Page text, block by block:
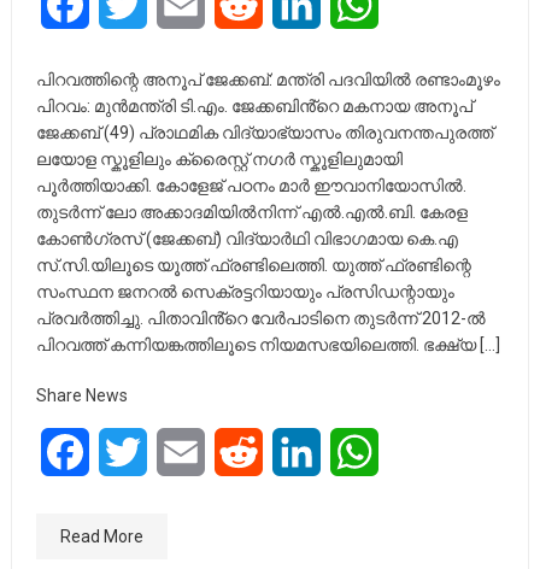
പിറവത്തിന്റെ അനൂപ് ജേക്കബ്: മന്ത്രി പദവിയിൽ രണ്ടാംമൂഴം
പിറവം: മുൻമന്ത്രി ടി.എം. ജേക്കബിൻ്റെ മകനായ അനൂപ്
ജേക്കബ് (49) പ്രാഥമിക വിദ്യാഭ്യാസം തിരുവനന്തപുരത്ത്
ലയോള സ്കൂളിലും ക്രൈസ്റ്റ് നഗർ സ്കൂളിലുമായി
പൂർത്തിയാക്കി. കോളേജ് പഠനം മാർ ഈവാനിയോസിൽ.
തുടർന്ന് ലോ അക്കാദമിയിൽനിന്ന് എൽ.എൽ.ബി. കേരള
കോൺഗ്രസ് (ജേക്കബ്) വിദ്യാർഥി വിഭാഗമായ കെ.എ
സ്.സി.യിലൂടെ യൂത്ത് ഫ്രണ്ടിലെത്തി. യുത്ത് ഫ്രണ്ടിന്റെ
സംസ്ഥന ജനറൽ സെക്രട്ടറിയായും പ്രസിഡന്റായും
പ്രവർത്തിച്ചു. പിതാവിൻ്റെ വേർപാടിനെ തുടർന്ന് 2012-ൽ
പിറവത്ത് കന്നിയങ്കത്തിലൂടെ നിയമസഭയിലെത്തി. ഭക്ഷ്യ […]
Share News
FacebookTwitter Email Reddit LinkedIn
Read More